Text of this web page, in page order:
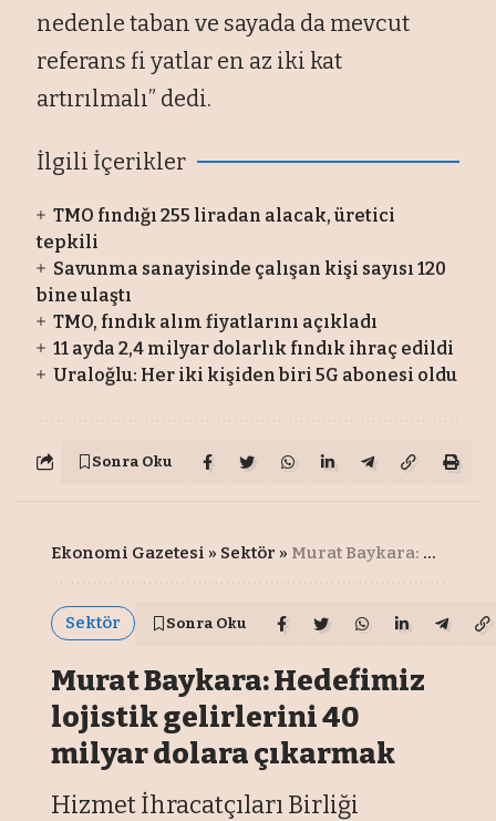
nedenle taban ve sayada da mevcut
referans fi yatlar en az iki kat
artırılmalı” dedi.
İlgili İçerikler
TMO fındığı 255 liradan alacak, üretici
tepkili
Savunma sanayisinde çalışan kişi sayısı 120
bine ulaştı
TMO, fındık alım fiyatlarını açıkladı
11 ayda 2,4 milyar dolarlık fındık ihraç edildi
Uraloğlu: Her iki kişiden biri 5G abonesi oldu
Sonra Oku
Ekonomi Gazetesi » Sektör » Murat Baykara: Hedefimiz lojistik gelirlerini 40 milyar dolara çıkarmak
Sektör Sonra Oku
Murat Baykara: Hedefimiz
lojistik gelirlerini 40
milyar dolara çıkarmak
Hizmet İhracatçıları Birliği